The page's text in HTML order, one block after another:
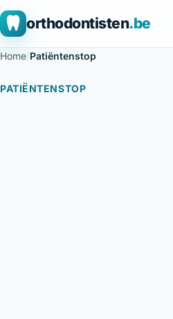
orthodontisten.be
Home/Patiëntenstop
PATIËNTENSTOP